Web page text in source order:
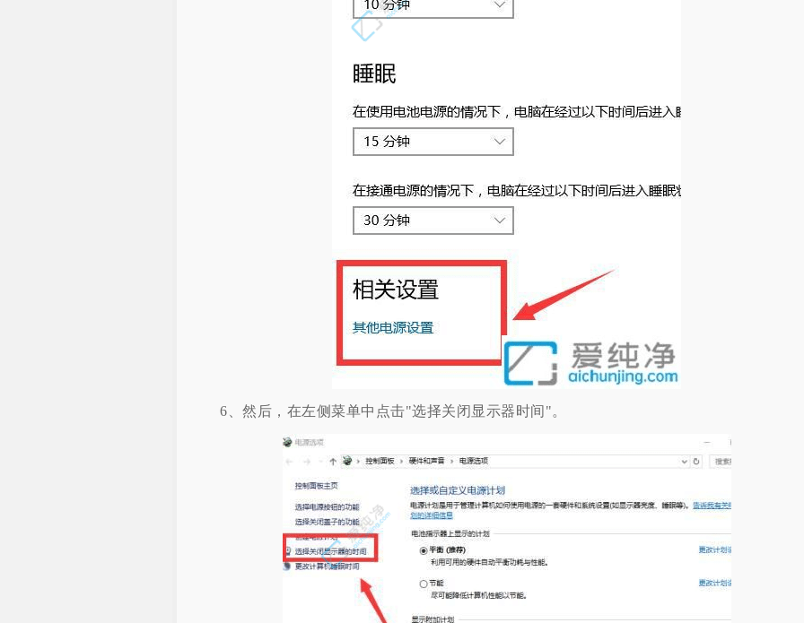
6、然后，在左侧菜单中点击"选择关闭显示器时间"。